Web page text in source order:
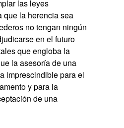
las leyes
que la herencia sea
no tengan ningún
en el futuro
que engloba la
la asesoría de una
imprescindible para el
y para la
de una